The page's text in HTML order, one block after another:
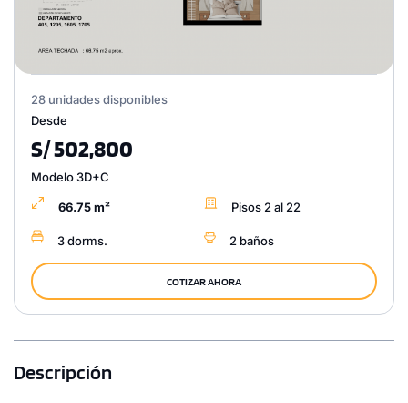
28 unidades disponibles
Desde
S/ 502,800
Modelo 3D+C
66.75 m² Pisos 2 al 22
3 dorms. 2 baños
COTIZAR AHORA
Descripción